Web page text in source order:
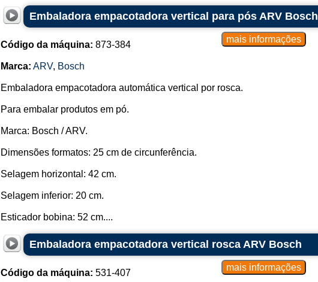
Embaladora empacotadora vertical para pós ARV Bosch
Código da máquina: 873-384
Marca: ARV, Bosch
Embaladora empacotadora automática vertical por rosca.
Para embalar produtos em pó.
Marca: Bosch / ARV.
Dimensões formatos: 25 cm de circunferência.
Selagem horizontal: 42 cm.
Selagem inferior: 20 cm.
Esticador bobina: 52 cm....
Embaladora empacotadora vertical rosca ARV Bosch
Código da máquina: 531-407